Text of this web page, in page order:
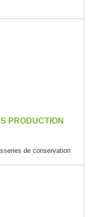
PRODUCTION
de conservation